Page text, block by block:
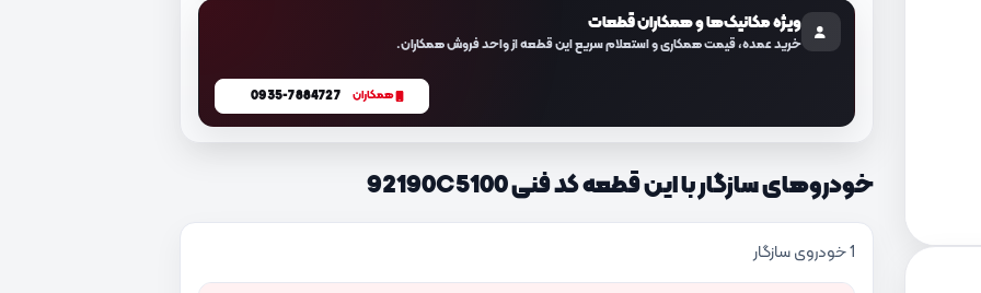
ویژه مکانیک‌ها و همکاران قطعات
خرید عمده، قیمت همکاری و استعلام سریع این قطعه از واحد فروش همکاران.
همکاران 0935-7884727
خودروهای سازگار با این قطعه کد فنی 92190C5100
1 خودروی سازگار